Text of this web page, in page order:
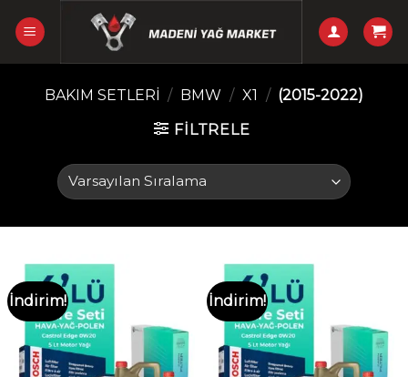
BAKIM SETLERI / BMW / X1 / (2015-2022)
FILTRELE
İndirim! İndirim!